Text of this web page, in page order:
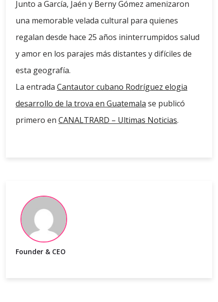
Junto a García, Jaén y Berny Gómez amenizaron
una memorable velada cultural para quienes
regalan desde hace 25 años ininterrumpidos salud
y amor en los parajes más distantes y difíciles de
esta geografía.
La entrada Cantautor cubano Rodríguez elogia
desarrollo de la trova en Guatemala se publicó
primero en CANALTRARD – Ultimas Noticias.
Founder & CEO